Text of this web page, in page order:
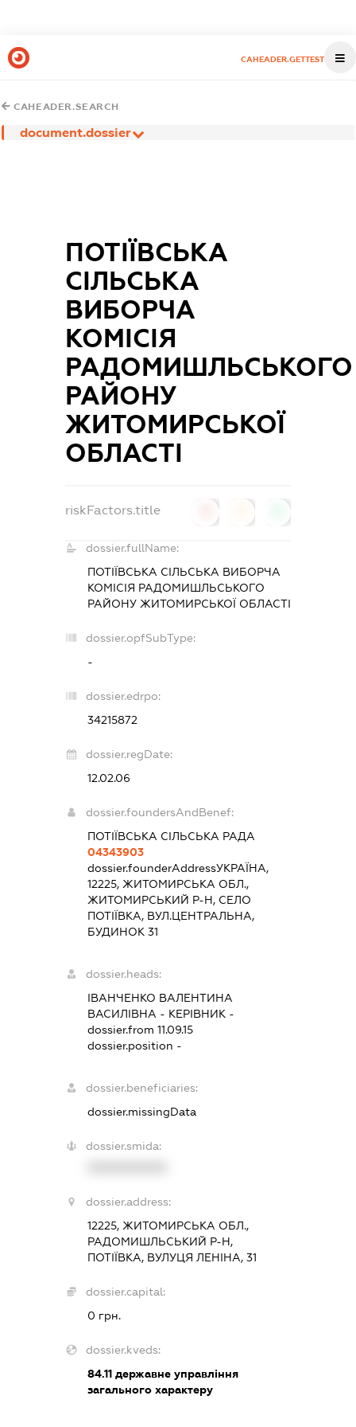
CAHEADER.GETTEST
CAHEADER.SEARCH
document.dossier
ПОТІЇВСЬКА
СІЛЬСЬКА
ВИБОРЧА
КОМІСІЯ
РАДОМИШЛЬСЬКОГО
РАЙОНУ
ЖИТОМИРСЬКОЇ
ОБЛАСТІ
riskFactors.title
dossier.fullName:
ПОТІЇВСЬКА СІЛЬСЬКА ВИБОРЧА
КОМІСІЯ РАДОМИШЛЬСЬКОГО
РАЙОНУ ЖИТОМИРСЬКОЇ ОБЛАСТІ
dossier.opfSubType:
-
dossier.edrpo:
34215872
dossier.regDate:
12.02.06
dossier.foundersAndBenef:
ПОТІЇВСЬКА СІЛЬСЬКА РАДА
04343903
dossier.founderAddressУКРАЇНА,
12225, ЖИТОМИРСЬКА ОБЛ.,
ЖИТОМИРСЬКИЙ Р-Н, СЕЛО
ПОТІЇВКА, ВУЛ.ЦЕНТРАЛЬНА,
БУДИНОК 31
dossier.heads:
ІВАНЧЕНКО ВАЛЕНТИНА
ВАСИЛІВНА - КЕРІВНИК -
dossier.from 11.09.15
dossier.position -
dossier.beneficiaries:
dossier.missingData
dossier.smida:
dossier.address:
12225, ЖИТОМИРСЬКА ОБЛ.,
РАДОМИШЛЬСЬКИЙ Р-Н,
ПОТІЇВКА, ВУЛУЦЯ ЛЕНІНА, 31
dossier.capital:
0 грн.
dossier.kveds:
84.11державне управління
загального характеру